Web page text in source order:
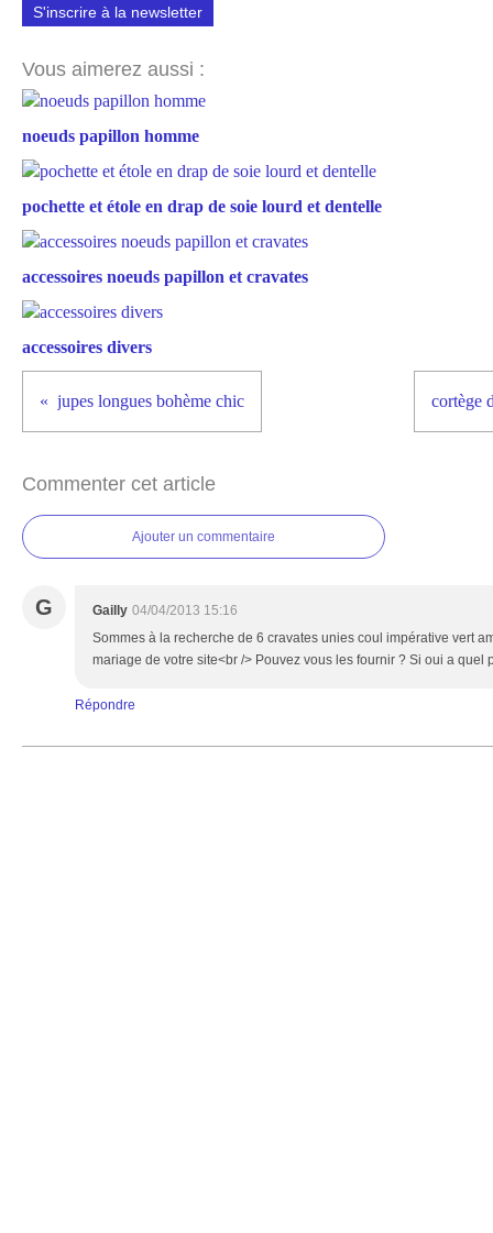
S'inscrire à la newsletter
Vous aimerez aussi :
noeuds papillon homme
pochette et étole en drap de soie lourd et dentelle
accessoires noeuds papillon et cravates
accessoires divers
jupes longues bohème chic cortège
Commenter cet article
Ajouter un commentaire
G Gailly 04/04/2013 15:16
Sommes à la recherche de 6 cravates unies coul impérative vert
mariage de votre site<br /> Pouvez vous les fournir ? Si oui a quel
Répondre